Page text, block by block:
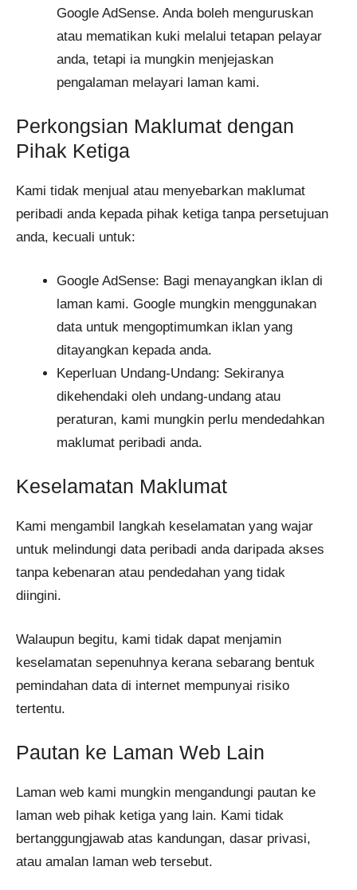
Google AdSense. Anda boleh menguruskan
atau mematikan kuki melalui tetapan pelayar
anda, tetapi ia mungkin menjejaskan
pengalaman melayari laman kami.
Perkongsian Maklumat dengan
Pihak Ketiga
Kami tidak menjual atau menyebarkan maklumat
peribadi anda kepada pihak ketiga tanpa persetujuan
anda, kecuali untuk:
Google AdSense: Bagi menayangkan iklan di
laman kami. Google mungkin menggunakan
data untuk mengoptimumkan iklan yang
ditayangkan kepada anda.
Keperluan Undang-Undang: Sekiranya
dikehendaki oleh undang-undang atau
peraturan, kami mungkin perlu mendedahkan
maklumat peribadi anda.
Keselamatan Maklumat
Kami mengambil langkah keselamatan yang wajar
untuk melindungi data peribadi anda daripada akses
tanpa kebenaran atau pendedahan yang tidak
diingini.
Walaupun begitu, kami tidak dapat menjamin
keselamatan sepenuhnya kerana sebarang bentuk
pemindahan data di internet mempunyai risiko
tertentu.
Pautan ke Laman Web Lain
Laman web kami mungkin mengandungi pautan ke
laman web pihak ketiga yang lain. Kami tidak
bertanggungjawab atas kandungan, dasar privasi,
atau amalan laman web tersebut.